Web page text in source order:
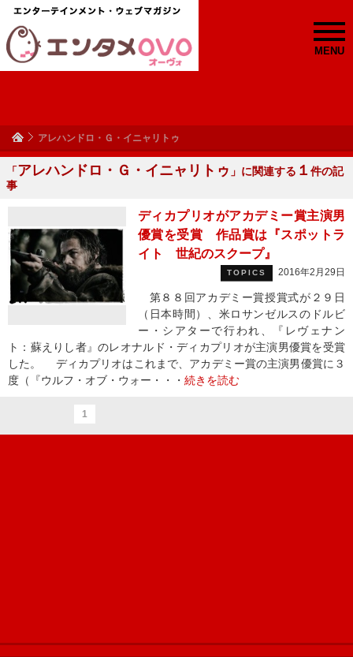
MENU
アレハンドロ・Ｇ・イニャリトゥ
「アレハンドロ・Ｇ・イニャリトゥ 」に関連する １ 件の記
事
ディカプリオがアカデミー賞主演男
優賞を受賞 作品賞は『スポットラ
イト 世紀のスクープ』
TOPICS 2016年2月29日
第８８回アカデミー賞授賞式が２９日
（日本時間）、米ロサンゼルスのドルビ
ー・シアターで行われ、『レヴェナン
ト：蘇えりし者』のレオナルド・ディカプリオが主演男優賞を受賞
した。 ディカプリオはこれまで、アカデミー賞の主演男優賞に３
度（『ウルフ・オブ・ウォー・・・ 続きを読む
1